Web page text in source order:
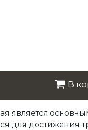
В
является
для достижения